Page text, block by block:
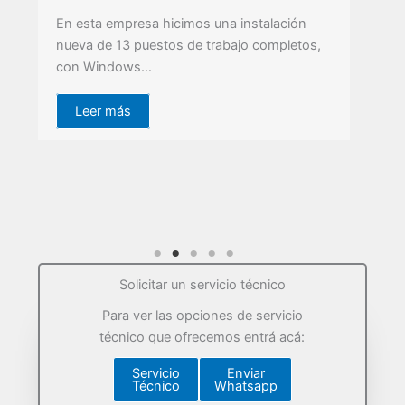
En esta empresa hicimos una instalación
nueva de 13 puestos de trabajo completos,
con Windows…
Leer más
Solicitar un servicio técnico
Para ver las opciones de servicio
técnico que ofrecemos entrá acá:
Servicio
Técnico
Enviar
Whatsapp